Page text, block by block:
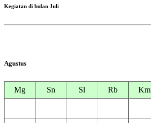
Kegiatan di bulan Juli
Agustus
Mg Sn Sl Rb Km